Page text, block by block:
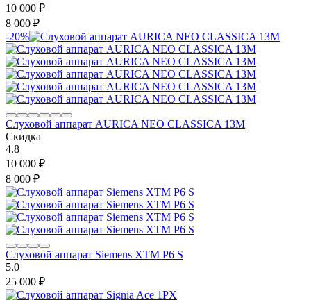
10 000 ₽
8 000 ₽
-20%
Слуховой аппарат AURICA NEO CLASSICA 13M
Скидка
4.8
10 000 ₽
8 000 ₽
Слуховой аппарат Siemens XTM P6 S
5.0
25 000 ₽